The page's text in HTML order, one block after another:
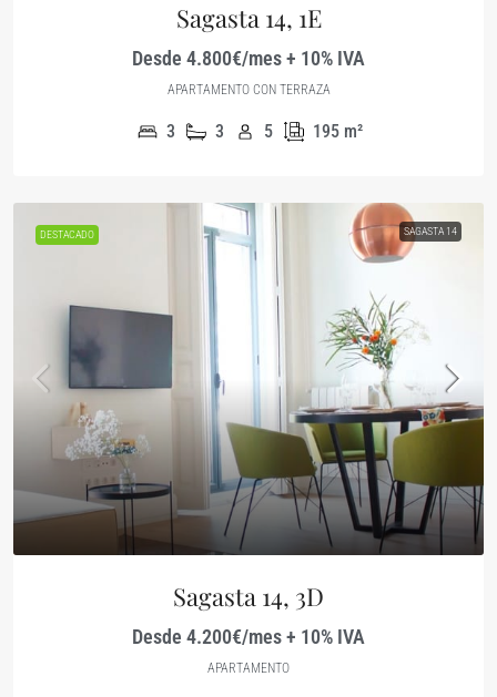
Sagasta 14, 1E
Desde 4.800€/mes + 10% IVA
APARTAMENTO CON TERRAZA
3 3 5 195 m²
DESTACADO SAGASTA 14
Sagasta 14, 3D
Desde 4.200€/mes + 10% IVA
APARTAMENTO